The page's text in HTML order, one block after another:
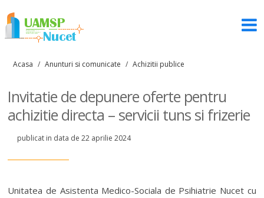
Acasa / Anunturi si comunicate / Achizitii publice
Invitatie de depunere oferte pentru
achizitie directa – servicii tuns si frizerie
publicat in data de 22 aprilie 2024
Unitatea de Asistenta Medico-Sociala de Psihiatrie Nucet cu